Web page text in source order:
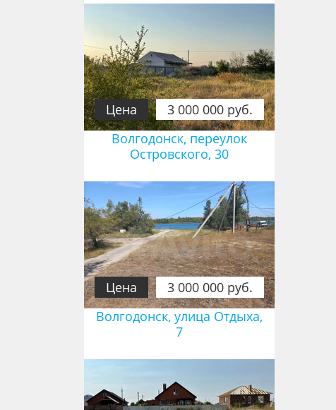
3 000 000 руб.
Цена
Волгодонск, переулок
Островского, 30
3 000 000 руб.
Цена
Волгодонск, улица Отдыха,
7